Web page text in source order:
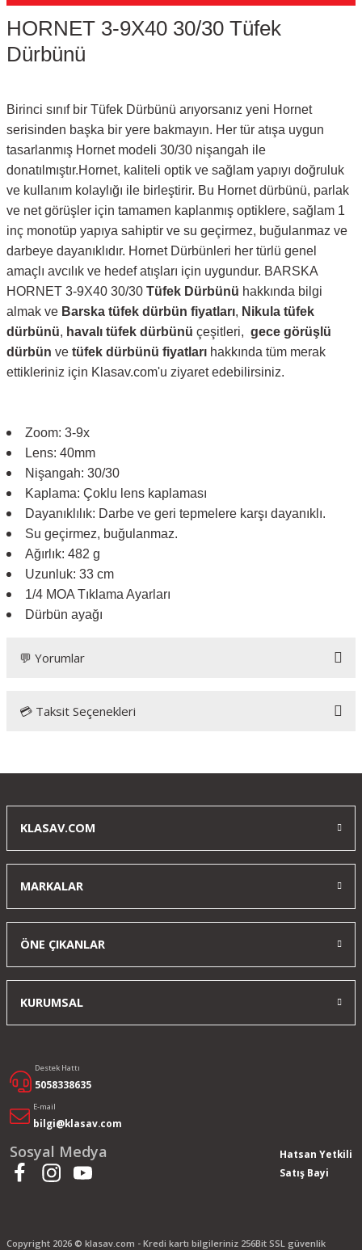
HORNET 3-9X40 30/30 Tüfek
Dürbünü
Birinci sınıf bir Tüfek Dürbünü arıyorsanız yeni Hornet
serisinden başka bir yere bakmayın. Her tür atışa uygun
tasarlanmış Hornet modeli 30/30 nişangah ile
donatılmıştır.Hornet, kaliteli optik ve sağlam yapıyı doğruluk
ve kullanım kolaylığı ile birleştirir. Bu Hornet dürbünü, parlak
ve net görüşler için tamamen kaplanmış optiklere, sağlam 1
inç monotüp yapıya sahiptir ve su geçirmez, buğulanmaz ve
darbeye dayanıklıdır. Hornet Dürbünleri her türlü genel
amaçlı avcılık ve hedef atışları için uygundur. BARSKA
HORNET 3-9X40 30/30 Tüfek Dürbünü hakkında bilgi
almak ve Barska tüfek dürbün fiyatları, Nikula tüfek
dürbünü, havalı tüfek dürbünü çeşitleri, gece görüşlü
dürbün ve tüfek dürbünü fiyatları hakkında tüm merak
ettikleriniz için Klasav.com'u ziyaret edebilirsiniz.
Zoom: 3-9x
Lens: 40mm
Nişangah: 30/30
Kaplama: Çoklu lens kaplaması
Dayanıklılık: Darbe ve geri tepmelere karşı dayanıklı.
Su geçirmez, buğulanmaz.
Ağırlık: 482 g
Uzunluk: 33 cm
1/4 MOA Tıklama Ayarları
Dürbün ayağı
💬 Yorumlar
Bu ürüne ilk yorumu siz yapın!
💳 Taksit Seçenekleri
KLASAV.COM
MARKALAR
ÖNE ÇIKANLAR
KURUMSAL
Destek Hattı
5058338635
E-mail
bilgi@klasav.com
Sosyal Medya
Hatsan Yetkili
Satış Bayi
Copyright 2026 © klasav.com - Kredi kartı bilgileriniz 256Bit SSL güvenlik